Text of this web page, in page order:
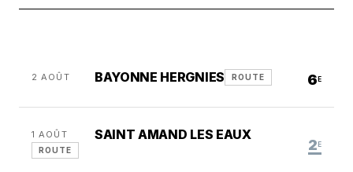
2 AOÛT BAYONNE HERGNIES ROUTE 6 E
1 AOÛT SAINT AMAND LES EAUX
ROUTE 2 E